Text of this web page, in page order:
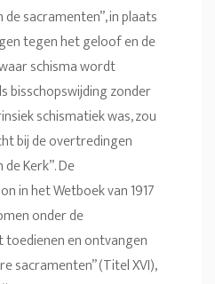
sacramenten”, in plaats
tegen het geloof en de
schisma wordt
bisschopswijding zonder
schismatiek was, zou
bij de overtredingen
Kerk”. De
in het Wetboek van 1917
onder de
en ontvangen
sacramenten” (Titel XVI),